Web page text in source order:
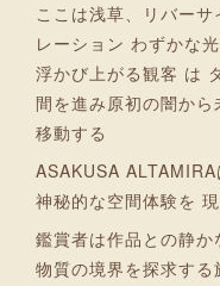
ここは浅草、リバー
レーション わずかな
浮かび上がる観客 は
間を進み原初の闇か
移動する
ASAKUSA
神秘的な空間体験を
鑑賞者は作品との静か
物質の境界を探求す